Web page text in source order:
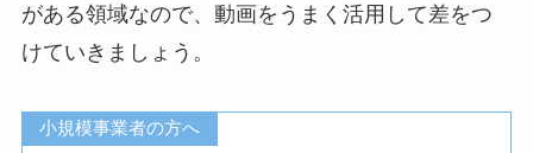
がある領域なので、動画をうまく活用して差をつ
けていきましょう。
小規模事業者の方へ